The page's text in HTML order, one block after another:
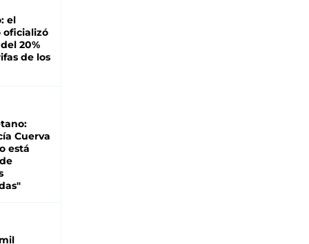
el
oficializó
20%
de los
Cuerva
está